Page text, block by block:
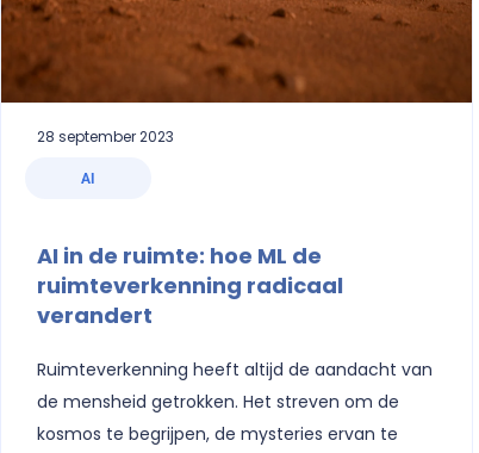
AI
AI in de ruimte: hoe ML de
ruimteverkenning radicaal
verandert
Ruimteverkenning heeft altijd de aandacht van
de mensheid getrokken. Het streven om de
kosmos te begrijpen, de mysteries ervan te
28 september 2023